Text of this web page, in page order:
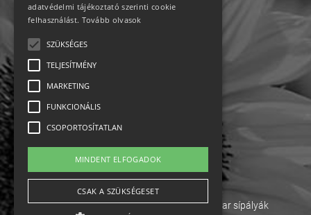
Adatvédelem
Impresszum-kapcsolat
English
Ebike Osztrák sípályák Magyar sípályák
adatvédelmi tájékoztató szerinti cookie
felhasználást. Tovább olvasok
SZÜKSÉGES
TELJESÍTMÉNY
MARKETING
FUNKCIONÁLIS
CSOPORTOSÍTATLAN
MINDENT ELFOGADOK
CSAK A SZÜKSÉGESET